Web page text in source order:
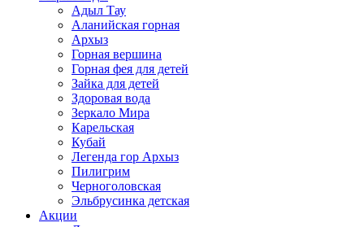
Адыл Тау
Аланийская горная
Архыз
Горная вершина
Горная фея для детей
Зайка для детей
Здоровая вода
Зеркало Мира
Карельская
Кубай
Легенда гор Архыз
Пилигрим
Черноголовская
Эльбрусинка детская
Акции